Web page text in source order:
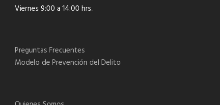
Viernes 9:00 a 14:00 hrs.
Preguntas Frecuentes
Modelo de Prevención del Delito